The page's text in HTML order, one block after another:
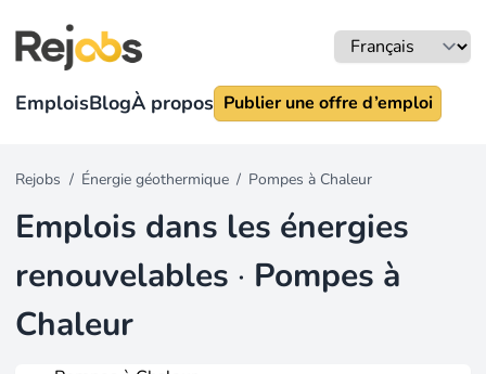
EmploisBlogÀ propos Publier une offre d’emploi
Rejobs / Énergie géothermique / Pompes à Chaleur
Emplois dans les énergies
renouvelables · Pompes à
Chaleur